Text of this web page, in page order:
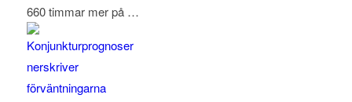
660 timmar mer på …